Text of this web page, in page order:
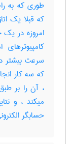
طوری که به
که قبلا یک
امروزه در
سرعت بیشتر
که سه کار
، آن را بر
میکند ، و
حسابگر